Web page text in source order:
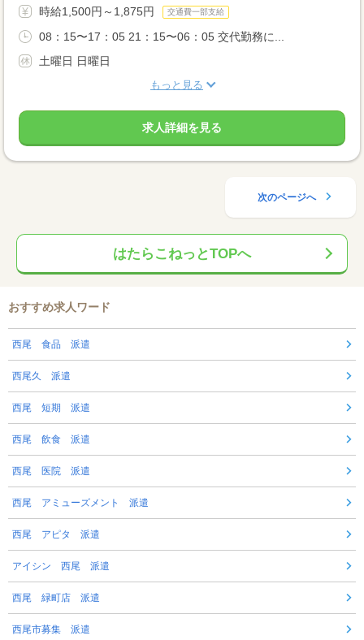
時給1,500円～1,875円 交通費一部支給
08：15〜17：05 21：15〜06：05 交代勤務に...
土曜日 日曜日
もっと見る
求人詳細を見る
次のページへ
はたらこねっとTOPへ
おすすめ求人ワード
西尾 食品 派遣
西尾久 派遣
西尾 短期 派遣
西尾 飲食 派遣
西尾 医院 派遣
西尾 アミューズメント 派遣
西尾 アピタ 派遣
アイシン 西尾 派遣
西尾 緑町店 派遣
西尾市募集 派遣